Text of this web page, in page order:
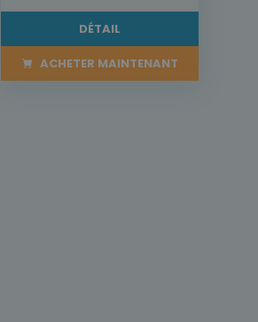
DÉTAIL
ACHETER MAINTENANT